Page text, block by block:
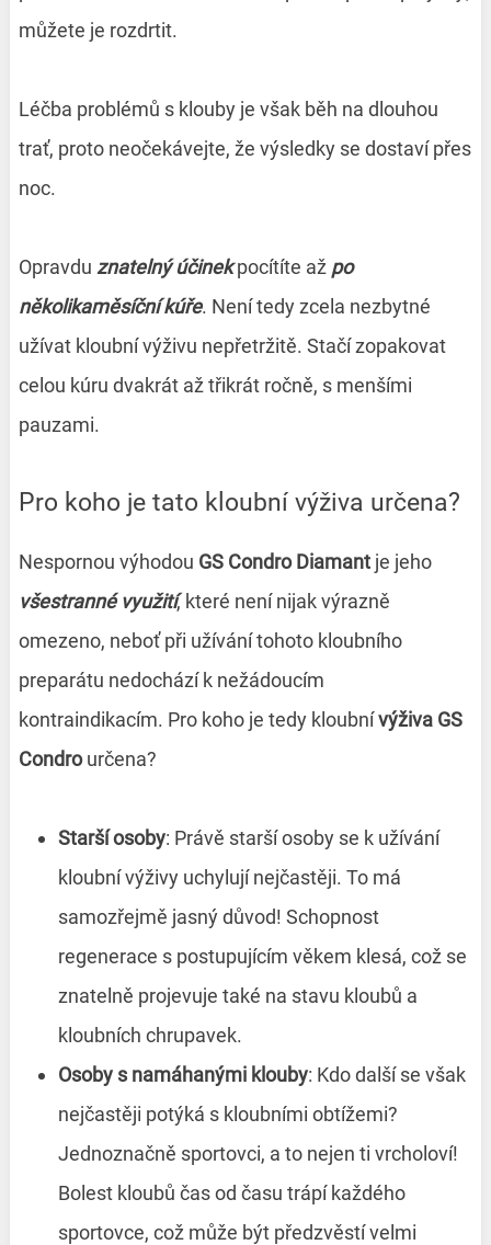
můžete je rozdrtit.
Léčba problémů s klouby je však běh na dlouhou
trať, proto neočekávejte, že výsledky se dostaví přes
noc.
Opravdu znatelný účinekpocítíte až po
několikaměsíční kúře. Není tedy zcela nezbytné
užívat kloubní výživu nepřetržitě. Stačí zopakovat
celou kúru dvakrát až třikrát ročně, s menšími
pauzami.
Pro koho je tato kloubní výživa určena?
Nespornou výhodou GS Condro Diamantje jeho
všestranné využití, které není nijak výrazně
omezeno, neboť při užívání tohoto kloubního
preparátu nedochází k nežádoucím
kontraindikacím. Pro koho je tedy kloubnívýživa GS
Condrourčena?
Starší osoby: Právě starší osoby se k užívání
kloubní výživy uchylují nejčastěji. To má
samozřejmě jasný důvod! Schopnost
regenerace s postupujícím věkem klesá, což se
znatelně projevuje také na stavu kloubů a
kloubních chrupavek.
Osoby s namáhanými klouby: Kdo další se však
nejčastěji potýká s kloubními obtížemi?
Jednoznačně sportovci, a to nejen ti vrcholoví!
Bolest kloubů čas od času trápí každého
sportovce, což může být předzvěstí velmi